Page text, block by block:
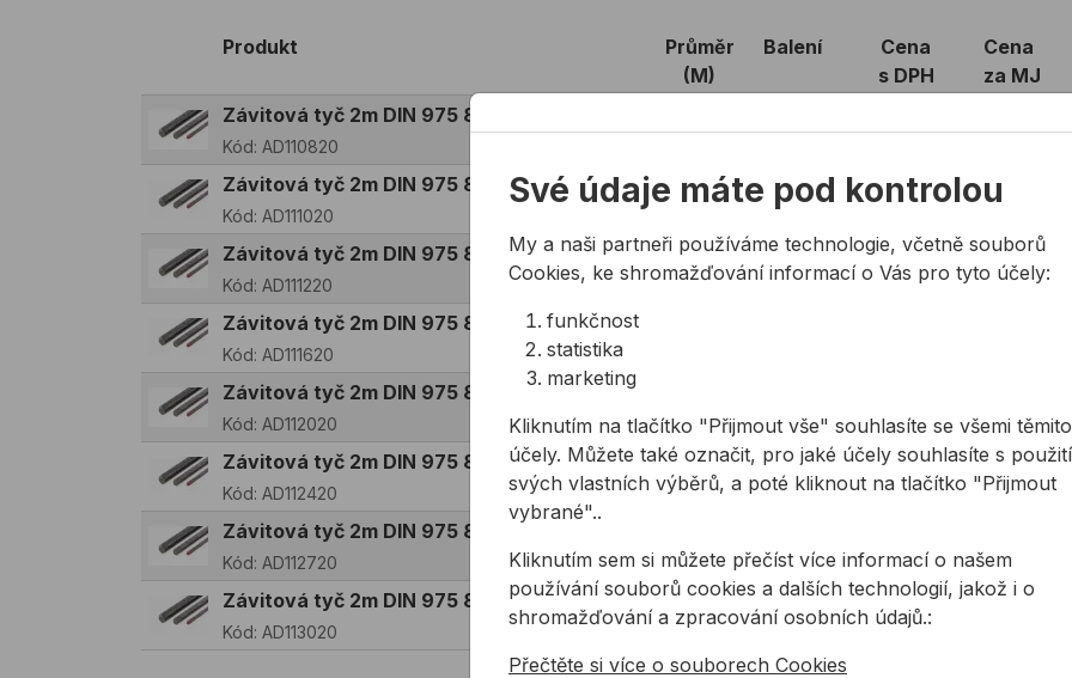
Produkt
Průměr
(M)
Balení
Cena
s DPH
Cena
za MJ
Závitová tyč 2m DIN 975 8.8 Zn M8
Kód: AD110820
M8 1 ks 86,68 Kč 86,68
Závitová tyč 2m DIN 975 8.8 Zn M10
Kód: AD111020
M10 1 ks 224,77 Kč 224,77
Závitová tyč 2m DIN 975 8.8 Zn M12
Kód: AD111220
M12 1 ks 310,93 Kč 310,93
Závitová tyč 2m DIN 975 8.8 Zn M16
Kód: AD111620
Závitová tyč 2m DIN 975 8.8 Zn M20
Kód: AD112020
Závitová tyč 2m DIN 975 8.8 Zn M24
Kód: AD112420
M24 1 ks 1101,35 Kč 1101,35
Závitová tyč 2m DIN 975 8.8 Zn M27
Kód: AD112720
M27
Závitová tyč 2m DIN 975 8.8 Zn M30
Kód: AD113020
M30 1 ks 2290,75 Kč
Své údaje máte pod kontrolou
My a naši partneři používáme technologie, včetně souborů
Cookies, ke shromažďování informací o Vás pro tyto účely:
funkčnost
statistika
marketing
Kliknutím na tlačítko "Přijmout vše" souhlasíte se všemi těmito
účely. Můžete také označit, pro jaké účely souhlasíte s
svých vlastních výběrů, a poté kliknout na tlačítko "Přijmout
vybrané"..
Kliknutím sem si můžete přečíst více informací o našem
používání souborů cookies a dalších technologií, jakož i o
shromažďování a zpracování osobních údajů.:
Přečtěte si více o souborech Cookies